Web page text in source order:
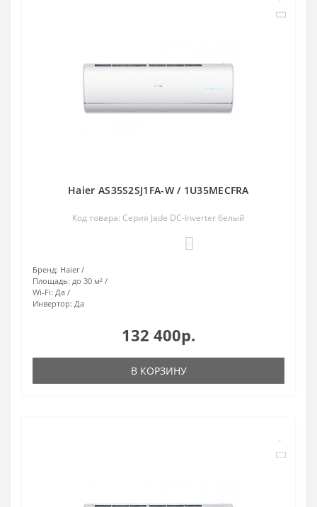
Haier AS35S2SJ1FA-W / 1U35MECFRA
Код товара: Серия Jade DC-Inverter белый
Бренд: Haier
Площадь: до 30 м²
Wi-Fi: Да
Инвертор: Да
132 400р.
В КОРЗИНУ